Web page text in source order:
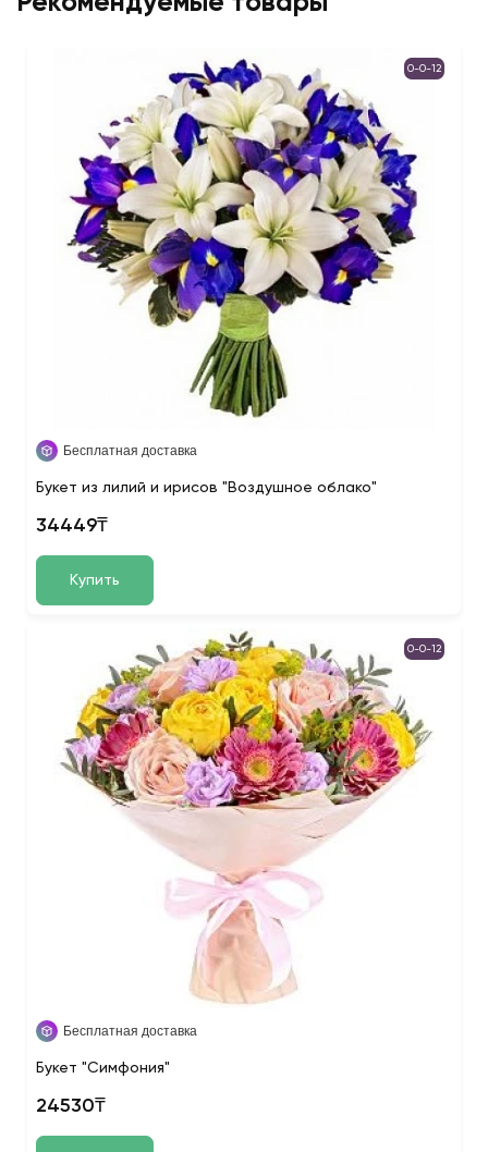
0-0-12
Бесплатная доставка
Букет из лилий и ирисов "Воздушное облако"
34449₸
Купить
0-0-12
Бесплатная доставка
Букет "Симфония"
24530₸